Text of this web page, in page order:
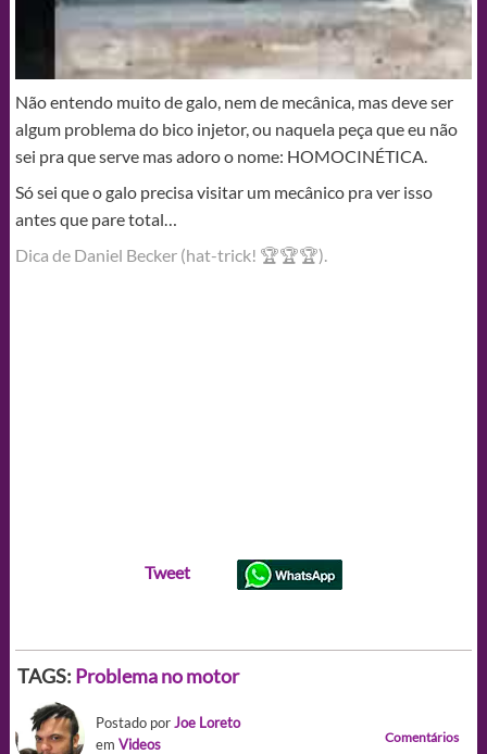
Não entendo muito de galo, nem de mecânica, mas deve ser
algum problema do bico injetor, ou naquela peça que eu não
sei pra que serve mas adoro o nome: HOMOCINÉTICA.
Só sei que o galo precisa visitar um mecânico pra ver isso
antes que pare total…
Dica de Daniel Becker (hat-trick! 🏆🏆🏆).
Tweet
TAGS: Problema no motor
Postado porJoe Loreto
em Videos Comentários